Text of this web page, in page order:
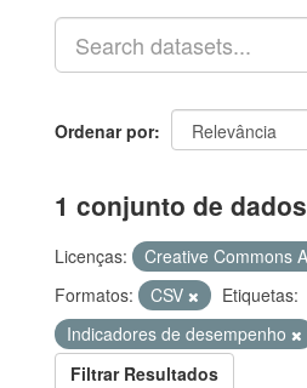
Ordenar por
1 conjunto de
Licenças:
Creative Commons
Formatos:
CSV
Etiquetas:
Indicadores de desempenho
Filtrar Resultados